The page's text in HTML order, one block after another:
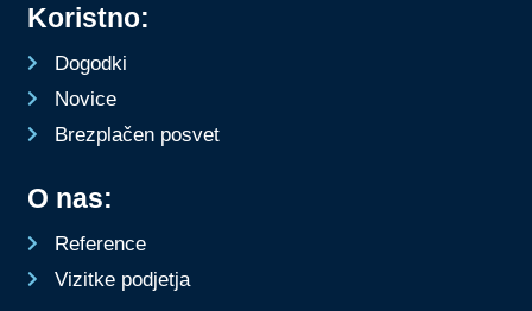
O nas:
Reference
Vizitke podjetja
Koristno:
Dogodki
Novice
Brezplačen posvet